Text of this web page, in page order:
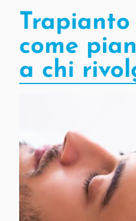
come
a chi